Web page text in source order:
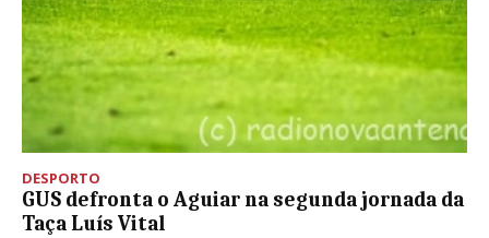
DESPORTO
GUS defronta o Aguiar na segunda jornada da
Taça Luís Vital